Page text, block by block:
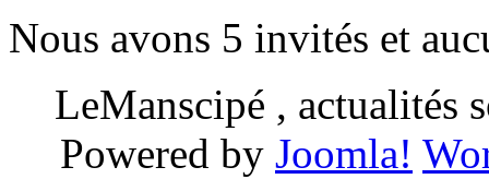
Nous avons 5 invités et
LeManscipé , actualités
Powered by Joomla!